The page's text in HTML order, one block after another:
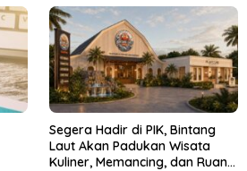
Nusantara
Segera Hadir di PIK, Bintang
Laut Akan Padukan Wisata
Kuliner, Memancing, dan Ruang